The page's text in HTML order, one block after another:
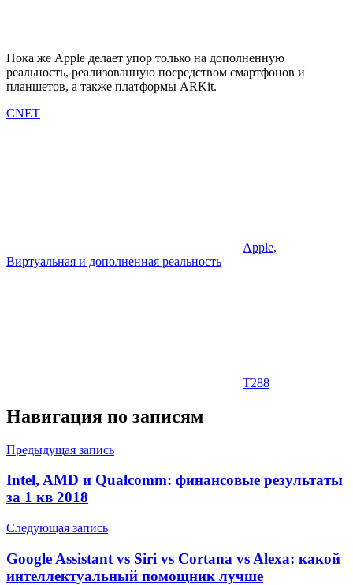
Пока же Apple делает упор только на дополненную
реальность, реализованную посредством смартфонов и
планшетов, а также платформы ARKit.
CNET
Apple,
Виртуальная и дополненная реальность
T288
Навигация по записям
Предыдущая запись
Intel, AMD и Qualcomm: финансовые результаты
за 1 кв 2018
Следующая запись
Google Assistant vs Siri vs Cortana vs Alexa: какой
интеллектуальный помощник лучше